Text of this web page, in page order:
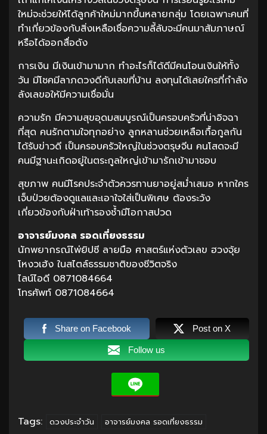
ใหม่จะช่วยให้ได้ลูกค้าใหม่มากขึ้นหลายกลุ่ม โดยเฉพาะคนที่
ทำเกี่ยวข้องกับสิ่งเหลือเชื่อความลี้ลับจะมีคนมาสัมภาษณ์
หรือได้ออกสื่อดัง
การเงิน มีเงินเข้ามามาก ทำอะไรก็ได้ดีมีคนโอนเงินให้ทั้ง
วัน มีโชคมีลาภดวงดีกับเลขที่บ้าน ลงทุนได้เลยใครที่กำลัง
ลังเลขอให้มีความเชื่อมั่น
ความรัก มีความสุขอุดมสมบูรณ์เป็นครอบครัวที่น่าอิจฉา
ที่สุด คนรักตามใจทุกอย่าง ลูกหลานช่วยเหลือเกื้อกูลกัน
ได้รับข่าวดี เป็นครอบครัวใหญ่ในช่วงตรุษจีน คนโสดจะมี
คนมีฐานะเกิดอยู่ในตระกูลใหญ่เข้ามารักเข้ามาชอบ
สุขภาพ คนมีโรคประจำตัวควรทานยาอยู่สม่ำเสมอ หากใคร
เจ็บป่วยต้องดูแลและเอาใจใส่เป็นพิเศษ ต้องระวัง
เกี่ยวข้องกับฝ่าเท้ารองช้ำมีโอกาสปวด
อาจารย์มงคล รอดเที่ยงธรรม
นักพยากรณ์ไพ่ยิปซี ลายมือ ศาสตร์แห่งตัวเลข ฮวงจุ้ย
โหงวเฮ้ง ในสไตล์ธรรมชาติของชีวิตจริง
ไลน์ไอดี 0871084664
โทรศัพท์ 0871084664
Share on Facebook Post on X
Follow us
Tags: ดวงประจำวัน อาจารย์มงคล รอดเที่ยงธรรม